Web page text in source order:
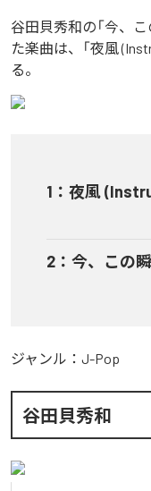
谷田貝秀和の「今、
た楽曲は、「夜風
る。
1 ： 夜風
2 ： 今、この
ジャンル： J-Pop
谷田貝秀和